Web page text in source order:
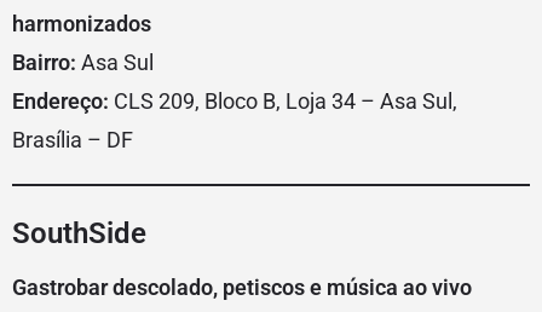
harmonizados
Bairro: Asa Sul
Endereço: CLS 209, Bloco B, Loja 34 – Asa Sul,
Brasília – DF
SouthSide
Gastrobar descolado, petiscos e música ao vivo